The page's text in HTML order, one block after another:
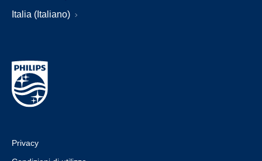
Italia (Italiano)
Privacy